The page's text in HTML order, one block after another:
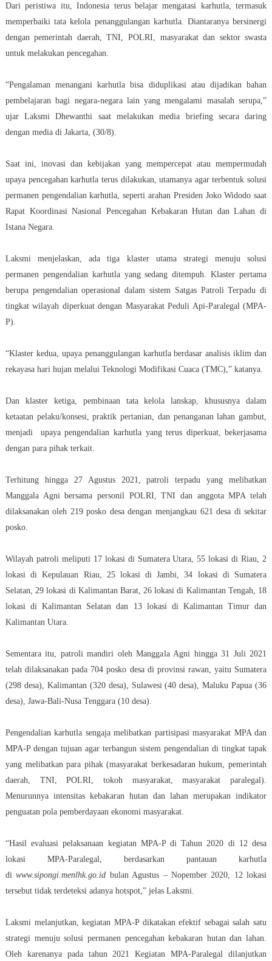
Dari peristiwa itu, Indonesia terus belajar mengatasi karhutla, termasuk
memperbaiki tata kelola penanggulangan karhutla. Diantaranya bersinergi
dengan pemerintah daerah, TNI, POLRI, masyarakat dan sektor swasta
untuk melakukan pencegahan.
“Pengalaman menangani karhutla bisa diduplikasi atau dijadikan bahan
pembelajaran bagi negara-negara lain yang mengalami masalah serupa,”
ujar Laksmi Dhewanthi saat melakukan media briefing secara daring
dengan media di Jakarta, (30/8).
Saat ini, inovasi dan kebijakan yang mempercepat atau mempermudah
upaya pencegahan karhutla terus dilakukan, utamanya agar terbentuk solusi
permanen pengendalian karhutla, seperti arahan Presiden Joko Widodo saat
Rapat Koordinasi Nasional Pencegahan Kebakaran Hutan dan Lahan di
Istana Negara.
Laksmi menjelaskan, ada tiga klaster utama strategi menuju solusi
permanen pengendalian karhutla yang sedang ditempuh. Klaster pertama
berupa pengendalian operasional dalam sistem Satgas Patroli Terpadu di
tingkat wilayah diperkuat dengan Masyarakat Peduli Api-Paralegal (MPA-
P).
“Klaster kedua, upaya penanggulangan karhutla berdasar analisis iklim dan
rekayasa hari hujan melalui Teknologi Modifikasi Cuaca (TMC),” katanya.
Dan klaster ketiga, pembinaan tata kelola lanskap, khususnya dalam
ketaatan pelaku/konsesi, praktik pertanian, dan penanganan lahan gambut,
menjadi upaya pengendalian karhutla yang terus diperkuat, bekerjasama
dengan para pihak terkait.
Terhitung hingga 27 Agustus 2021, patroli terpadu yang melibatkan
Manggala Agni bersama personil POLRI, TNI dan anggota MPA telah
dilaksanakan oleh 219 posko desa dengan menjangkau 621 desa di sekitar
posko.
Wilayah patroli meliputi 17 lokasi di Sumatera Utara, 55 lokasi di Riau, 2
lokasi di Kepulauan Riau, 25 lokasi di Jambi, 34 lokasi di Sumatera
Selatan, 29 lokasi di Kalimantan Barat, 26 lokasi di Kalimantan Tengah, 18
lokasi di Kalimantan Selatan dan 13 lokasi di Kalimantan Timur dan
Kalimantan Utara.
Sementara itu, patroli mandiri oleh Manggala Agni hingga 31 Juli 2021
telah dilaksanakan pada 704 posko desa di provinsi rawan, yaitu Sumatera
(298 desa), Kalimantan (320 desa), Sulawesi (40 desa), Maluku Papua (36
desa), Jawa-Bali-Nusa Tenggara (10 desa).
Pengendalian karhutla sengaja melibatkan partisipasi masyarakat MPA dan
MPA-P dengan tujuan agar terbangun sistem pengendalian di tingkat tapak
yang melibatkan para pihak (masyarakat berkesadaran hukum, pemerintah
daerah, TNI, POLRI, tokoh masyarakat, masyarakat paralegal).
Menurunnya intensitas kebakaran hutan dan lahan merupakan indikator
penguatan pola pemberdayaan ekonomi masyarakat.
“Hasil evaluasi pelaksanaan kegiatan MPA-P di Tahun 2020 di 12 desa
lokasi MPA-Paralegal, berdasarkan pantauan karhutla
diwww.sipongi.menlhk.go.id bulan Agustus – Nopember 2020, 12 lokasi
tersebut tidak terdeteksi adanya hotspot,” jelas Laksmi.
Laksmi melanjutkan, kegiatan MPA-P dikatakan efektif sebagai salah satu
strategi menuju solusi permanen pencegahan kebakaran hutan dan lahan.
Oleh karenanya pada tahun 2021 Kegiatan MPA-Paralegal dilanjutkan